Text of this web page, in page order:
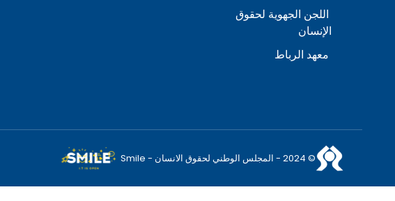
اللجن الجهوية لحقوق
الإنسان
معهد الرباط
© 2024 - المجلس الوطني لحقوق الانسان - Smile